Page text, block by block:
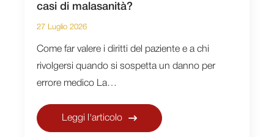
casi di malasanità?
27 Luglio 2026
Come far valere i diritti del paziente e a chi
rivolgersi quando si sospetta un danno per
errore medico La…
Leggi l'articolo